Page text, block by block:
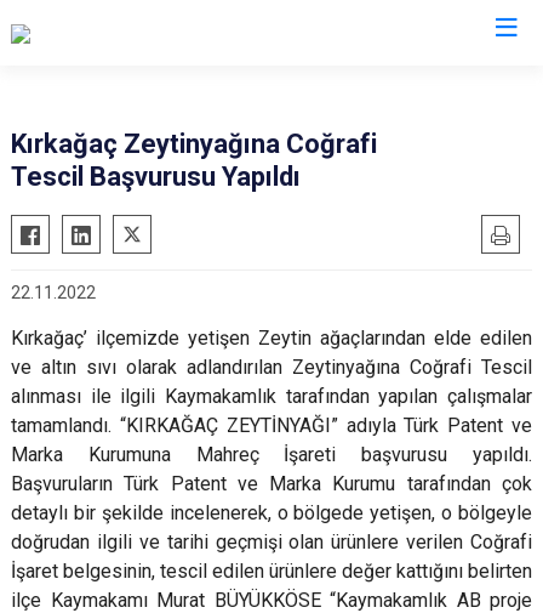
Ahmetli
Akhisar
Demirci
Gölmarmara
Gördes
Kırkağaç
Köprübaşı
Kula
Salihli
Soma
Turgutlu
Şehzadeler
Yunusemre
Kırkağaç Zeytinyağına Coğrafi
Tescil Başvurusu Yapıldı
22.11.2022
Kırkağaç’ ilçemizde yetişen Zeytin ağaçlarından elde edilen
ve altın sıvı olarak adlandırılan Zeytinyağına Coğrafi Tescil
alınması ile ilgili Kaymakamlık tarafından yapılan çalışmalar
tamamlandı. “KIRKAĞAÇ ZEYTİNYAĞI” adıyla Türk Patent ve
Marka Kurumuna Mahreç İşareti başvurusu yapıldı.
Başvuruların Türk Patent ve Marka Kurumu tarafından çok
detaylı bir şekilde incelenerek, o bölgede yetişen, o bölgeyle
doğrudan ilgili ve tarihi geçmişi olan ürünlere verilen Coğrafi
İşaret belgesinin, tescil edilen ürünlere değer kattığını belirten
ilçe Kaymakamı Murat BÜYÜKKÖSE “Kaymakamlık AB proje